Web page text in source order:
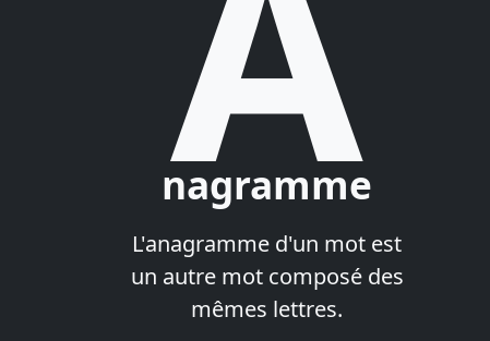
nagramme
L'anagramme d'un mot est
un autre mot composé des
mêmes lettres.